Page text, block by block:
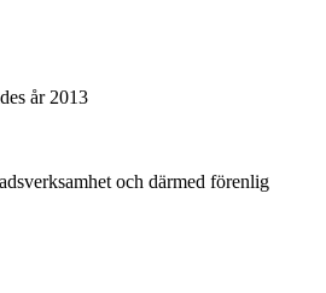
år 2013
och därmed förenlig